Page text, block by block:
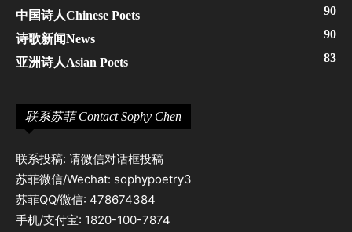
中国诗人Chinese Poets 90
诗歌新闻News 90
亚洲诗人Asian Poets 83
联系苏菲 Contact Sophy Chen
联系投稿: 请微信对话框投稿
苏菲微信/Wechat: sophypoetry3
苏菲QQ/微信: 478674384
手机/支付宝: 1820-100-7874